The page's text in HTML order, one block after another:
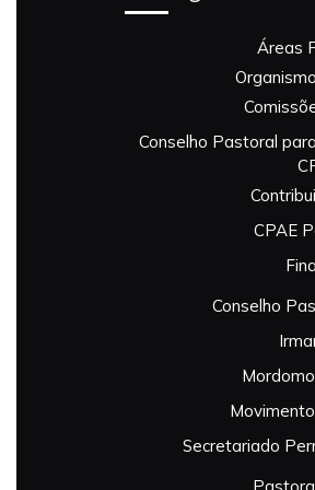
Áreas
Conselho Pastoral
CPAE
Conselho
Secretariado